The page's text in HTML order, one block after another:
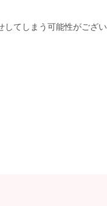
してしまう可能性がござい